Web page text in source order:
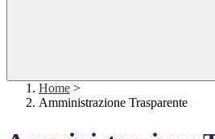
Home >
Amministrazione Trasparente